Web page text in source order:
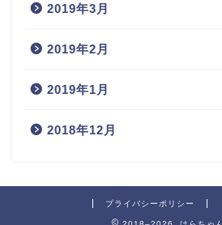
2019年3月
2019年2月
2019年1月
2018年12月
プライバシーポリシー